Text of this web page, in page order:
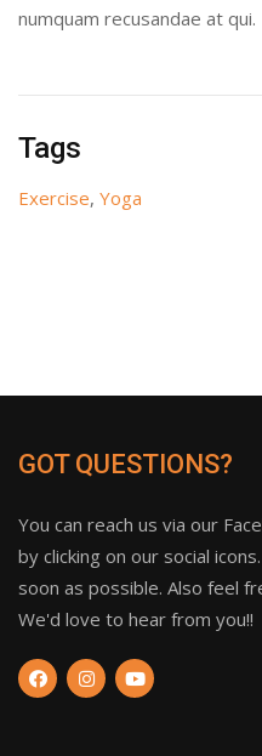
numquam recusandae at qui.
Tags
Exercise, Yoga
GOT QUESTIONS?
You can reach us via our
by clicking on our social
soon as possible. Also feel
We'd love to hear from you!!